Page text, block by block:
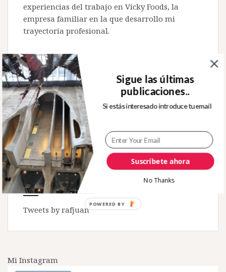
experiencias del trabajo en Vicky Foods, la
empresa familiar en la que desarrollo mi
trayectoria profesional.
Buscar:
Sígueme en Twitter
Tweets by rafjuan
Mi Instagram
Suscríbete ahora
Sigue las últimas
publicaciones..
Si estás interesado introduce tu email
No Thanks
POWERED BY